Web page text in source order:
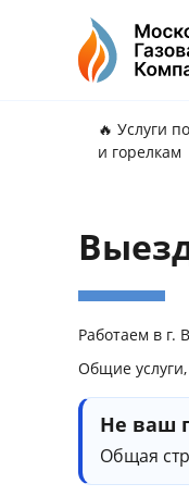
🔥 Услуги
и горелкам
Работаем в г.
Общие
Не ваш
Общая